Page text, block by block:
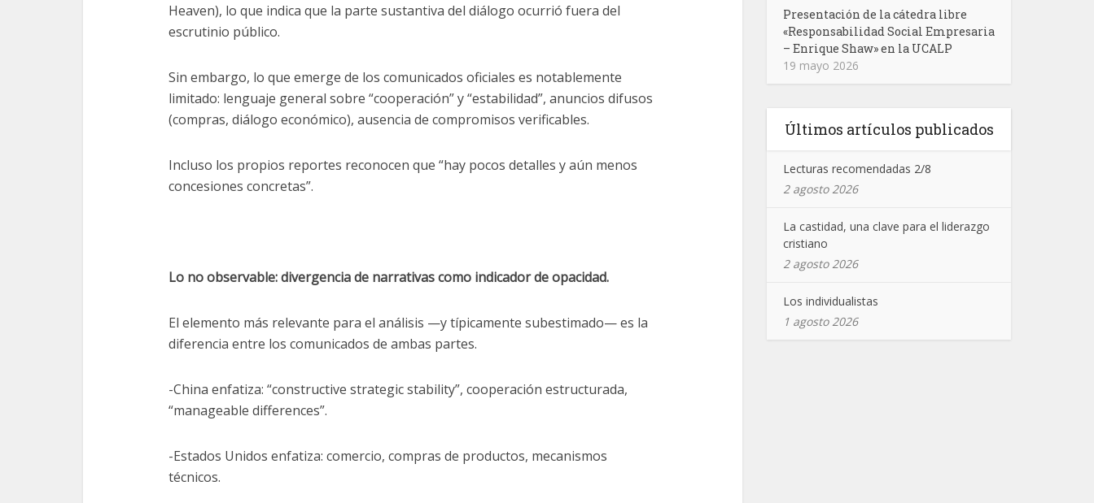
Heaven), lo que indica que la parte sustantiva del diálogo ocurrió fuera del
escrutinio público.
Sin embargo, lo que emerge de los comunicados oficiales es notablemente
limitado: lenguaje general sobre “cooperación” y “estabilidad”, anuncios difusos
(compras, diálogo económico), ausencia de compromisos verificables.
Incluso los propios reportes reconocen que “hay pocos detalles y aún menos
concesiones concretas”.
Lo no observable: divergencia de narrativas como indicador de opacidad.
El elemento más relevante para el análisis —y típicamente subestimado— es la
diferencia entre los comunicados de ambas partes.
-China enfatiza: “constructive strategic stability”, cooperación estructurada,
“manageable differences”.
-Estados Unidos enfatiza: comercio, compras de productos, mecanismos
técnicos.
Presentación de la cátedra libre
«Responsabilidad Social Empresaria
– Enrique Shaw» en la UCALP
19 mayo 2026
Últimos artículos publicados
Lecturas recomendadas 2/8
2 agosto 2026
La castidad, una clave para el liderazgo
cristiano
2 agosto 2026
Los individualistas
1 agosto 2026